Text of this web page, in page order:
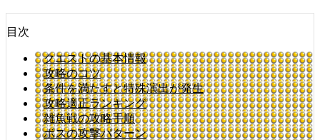
目次
クエストの基本情報
攻略のコツ
条件を満たすと特殊演出が発生
攻略適正ランキング
雑魚戦の攻略手順
ボスの攻撃パターン